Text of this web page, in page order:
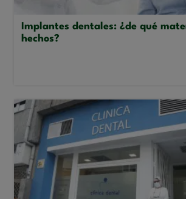
Implantes dentales: ¿de qué
hechos?